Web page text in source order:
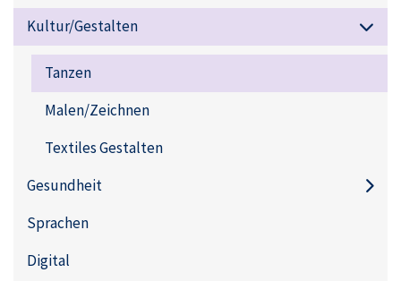
Kultur/Gestalten
Tanzen
Malen/Zeichnen
Textiles Gestalten
Gesundheit
Sprachen
Digital